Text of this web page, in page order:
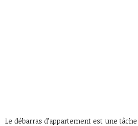
Le débarras d’appartement est une